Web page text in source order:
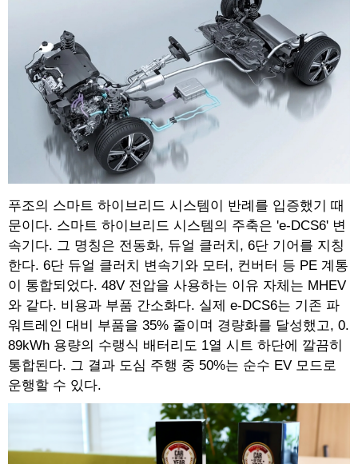
푸조의 스마트 하이브리드 시스템이 반례를 입증했기 때
문이다. 스마트 하이브리드 시스템의 주축은 'e-DCS6' 변
속기다. 그 명칭은 전동화, 듀얼 클러치, 6단 기어를 지칭
한다. 6단 듀얼 클러치 변속기와 모터, 컨버터 등 PE 계통
이 통합되었다. 48V 전압을 사용하는 이유 자체는 MHEV
와 같다. 비용과 부품 간소화다. 실제 e-DCS6는 기존 파
워트레인 대비 부품을 35% 줄이며 경량화를 달성했고, 0.
89kWh 용량의 수랭식 배터리도 1열 시트 하단에 깔끔히
통합된다. 그 결과 도심 주행 중 50%는 순수 EV 모드로
운행할 수 있다.